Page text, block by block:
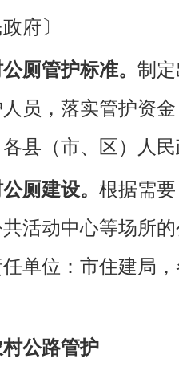
府〕
厕管护标准。 制
员，落实管护资
县（市、区）人
厕建设。 根据需
活动中心等场所
单位：市住建局
村公路管护